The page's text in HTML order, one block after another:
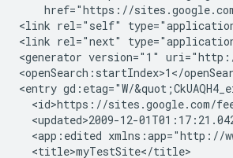
href="https://
<link rel="self"
<link rel="next"
<generator version="1"
<openSearch:startIndex>1</
<entry gd:etag="W/
<id>https://sites.google.com/
<updated>2009-12-
<app:edited xmlns:app="http://
  <title>
myTestSite</title>